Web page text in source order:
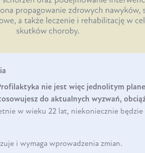
nie jest więc jednolitym
do aktualnych wyzwań,
w wieku 22 lat, niekoniecznie
i wymaga wprowadzenia zmian.